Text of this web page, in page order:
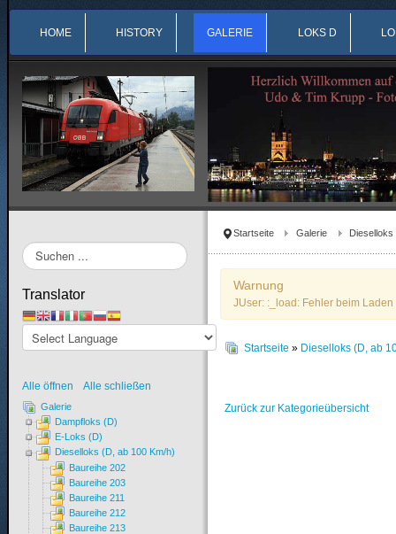
HOME HISTORY GALERIE LOKS D
Startseite Galerie
Warnung
JUser: :_load: Fehler beim
Startseite » Dieselloks (D, ab
Zurück zur Kategorieübersicht
Suchen
...
Translator
Alle öffnen Alle schließen
Galerie
Dampfloks (D)
E-Loks (D)
Dieselloks (D, ab 100 Km/h)
Baureihe 202
Baureihe 203
Baureihe 211
Baureihe 212
Baureihe 213